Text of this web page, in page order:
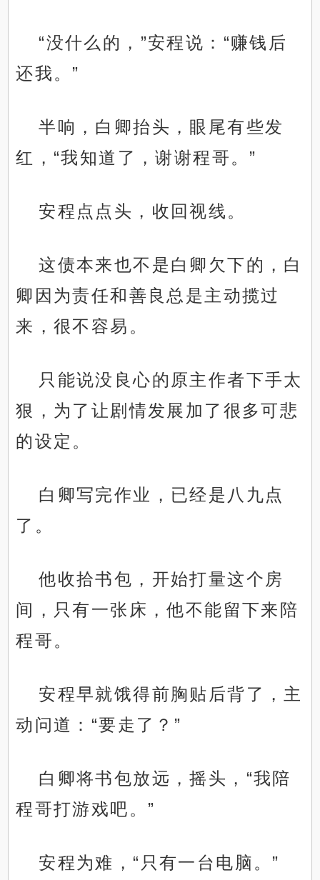
“没什么的，”安程说：“赚钱后
还我。”
半响，白卿抬头，眼尾有些发
红，“我知道了，谢谢程哥。”
安程点点头，收回视线。
这债本来也不是白卿欠下的，白
卿因为责任和善良总是主动揽过
来，很不容易。
只能说没良心的原主作者下手太
狠，为了让剧情发展加了很多可悲
的设定。
白卿写完作业，已经是八九点
了。
他收拾书包，开始打量这个房
间，只有一张床，他不能留下来陪
程哥。
安程早就饿得前胸贴后背了，主
动问道：“要走了？”
白卿将书包放远，摇头，“我陪
程哥打游戏吧。”
安程为难，“只有一台电脑。”